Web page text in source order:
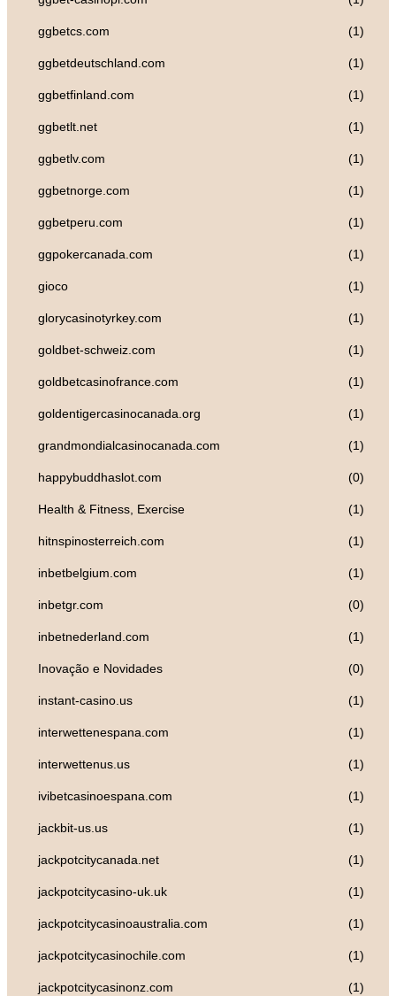
ggbetcs.com (1)
ggbetdeutschland.com (1)
ggbetfinland.com (1)
ggbetlt.net (1)
ggbetlv.com (1)
ggbetnorge.com (1)
ggbetperu.com (1)
ggpokercanada.com (1)
gioco (1)
glorycasinotyrkey.com (1)
goldbet-schweiz.com (1)
goldbetcasinofrance.com (1)
goldentigercasinocanada.org (1)
grandmondialcasinocanada.com (1)
happybuddhaslot.com (0)
Health & Fitness, Exercise (1)
hitnspinosterreich.com (1)
inbetbelgium.com (1)
inbetgr.com (0)
inbetnederland.com (1)
Inovação e Novidades (0)
instant-casino.us (1)
interwettenespana.com (1)
interwettenus.us (1)
ivibetcasinoespana.com (1)
jackbit-us.us (1)
jackpotcitycanada.net (1)
jackpotcitycasino-uk.uk (1)
jackpotcitycasinoaustralia.com (1)
jackpotcitycasinochile.com (1)
jackpotcitycasinonz.com (1)